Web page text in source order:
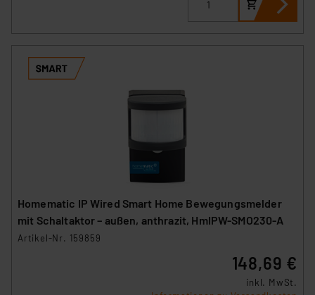
Homematic IP Wired Smart Home Bewegungsmelder
mit Schaltaktor – außen, anthrazit, HmIPW-SMO230-A
Artikel-Nr. 159859
148,69 €
inkl. MwSt.